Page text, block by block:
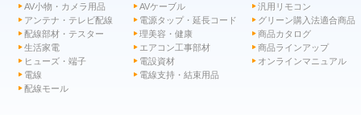
AV小物・カメラ用品
AVケーブル
アンテナ・テレビ配線
電源タップ・延長コード
配線部材・テスター
理美容・健康
生活家電
エアコン工事部材
ヒューズ・端子
電設資材
電線
電線支持・結束用品
配線モール
汎用リモコン
グリーン購入法適合商品
商品カタログ
商品ラインアップ
オンラインマニュアル